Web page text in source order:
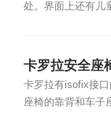
处。界面上还有儿
卡罗拉安全座
卡罗拉有isofix接
座椅的靠背和车子